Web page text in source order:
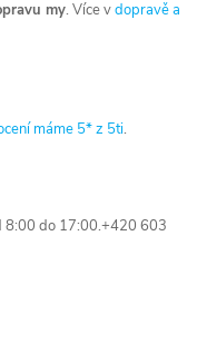
my. Více vdopravě a
máme 5* z 5ti.
8:00 do 17:00.+420 603